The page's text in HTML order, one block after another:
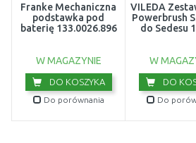
Franke Mechaniczna
podstawka pod
baterię 133.0026.896
W MAGAZYNIE
DO KOSZYKA
Do porównania
VILEDA
Powerbrush
do Sedesu
W
DO
Do